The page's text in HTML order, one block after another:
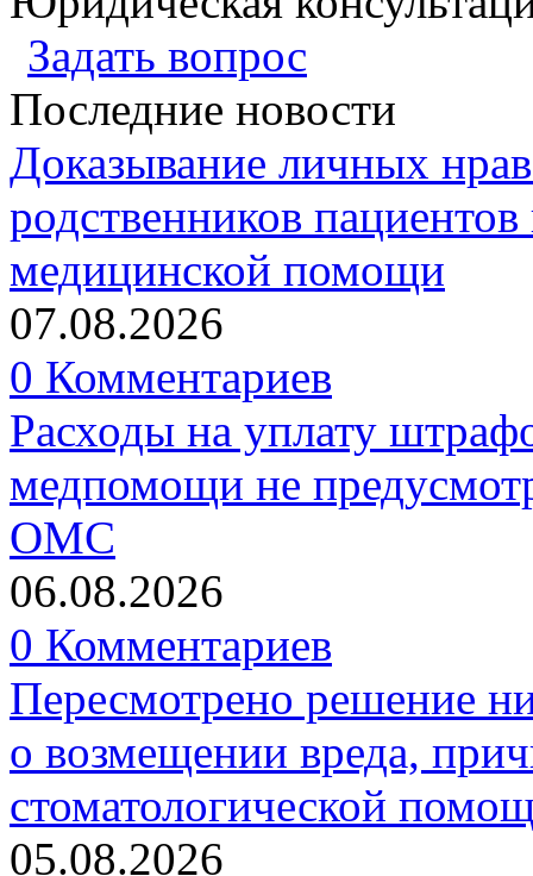
Задать вопрос
Последние новости
Доказывание личных
родственников
медицинской помощи
07.08.2026
0 Комментариев
Расходы на уплату
медпомощи не
ОМС
06.08.2026
0 Комментариев
Пересмотрено решение
о возмещении вреда,
стоматологической
05.08.2026